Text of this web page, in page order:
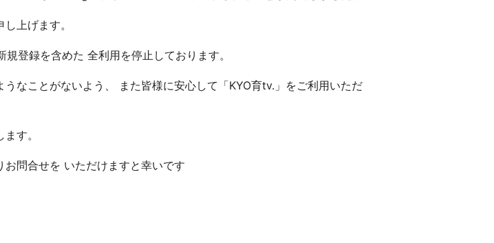
上げます。
登録を含めた 全利用を停止しております。
なことがないよう、 また皆様に安心して「KYO育tv.」をご利用いただ
す。
問合せを いただけますと幸いです